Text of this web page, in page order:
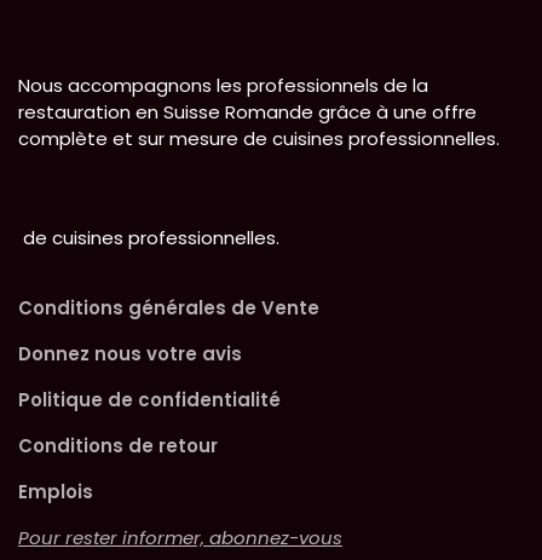
Nous accompagnons les professionnels de la
restauration en Suisse Romande grâce à une offre
complète et sur mesure de cuisines professionnelles.
de cuisines professionnelles.
Conditions générales de Vente
Donnez nous votre avis
Politique de confidentialité
Conditions de retour
Emplois
Pour rester informer, abonnez-vous